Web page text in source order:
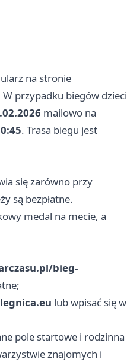
na stronie
W przypadku biegów dzieci
mailowo na
. Trasa biegu jest
się zarówno przy
są bezpłatne.
medal na mecie, a
bieg-
lub wpisać się w
pole startowe i rodzinna
znajomych i